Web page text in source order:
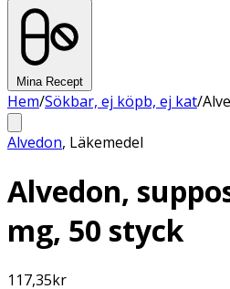
Mina Recept
Hem/Sökbar, ej köpb, ej kat/
Alvedon, Läkemedel
Alvedon,
mg, 50 styck
117,35kr